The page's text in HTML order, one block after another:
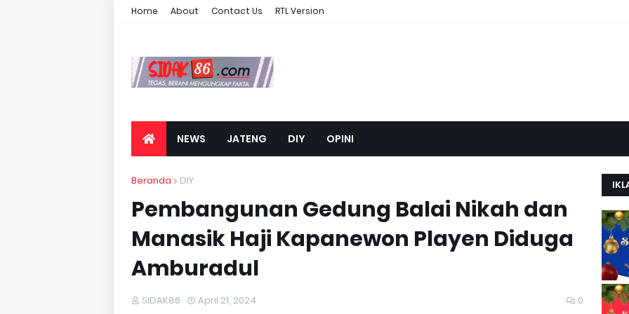
Home About Contact Us RTL Version
NEWS JATENG DIY OPINI
Beranda DIY
Pembangunan Gedung Balai Nikah dan
Manasik Haji Kapanewon Playen Diduga
Amburadul
SIDAK86 April 21, 2024 0